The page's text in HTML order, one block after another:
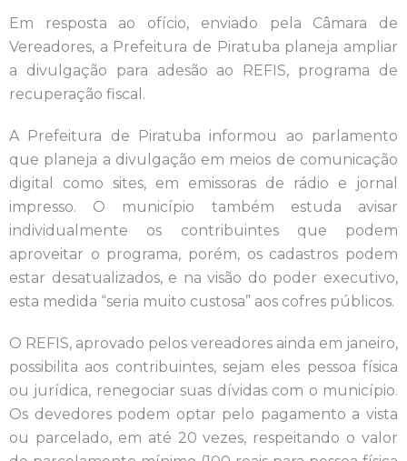
Em resposta ao ofício, enviado pela Câmara de
Vereadores, a Prefeitura de Piratuba planeja ampliar
a divulgação para adesão ao REFIS, programa de
recuperação fiscal.
A Prefeitura de Piratuba informou ao parlamento
que planeja a divulgação em meios de comunicação
digital como sites, em emissoras de rádio e jornal
impresso. O município também estuda avisar
individualmente os contribuintes que podem
aproveitar o programa, porém, os cadastros podem
estar desatualizados, e na visão do poder executivo,
esta medida “seria muito custosa” aos cofres públicos.
O REFIS, aprovado pelos vereadores ainda em janeiro,
possibilita aos contribuintes, sejam eles pessoa física
ou jurídica, renegociar suas dívidas com o município.
Os devedores podem optar pelo pagamento a vista
ou parcelado, em até 20 vezes, respeitando o valor